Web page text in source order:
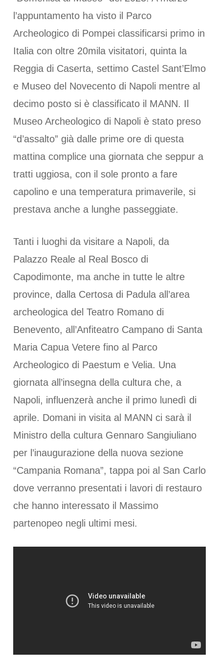
l’appuntamento ha visto il Parco
Archeologico di Pompei classificarsi primo in
Italia con oltre 20mila visitatori, quinta la
Reggia di Caserta, settimo Castel Sant’Elmo
e Museo del Novecento di Napoli mentre al
decimo posto si è classificato il MANN. Il
Museo Archeologico di Napoli è stato preso
“d’assalto” già dalle prime ore di questa
mattina complice una giornata che seppur a
tratti uggiosa, con il sole pronto a fare
capolino e una temperatura primaverile, si
prestava anche a lunghe passeggiate.
Tanti i luoghi da visitare a Napoli, da
Palazzo Reale al Real Bosco di
Capodimonte, ma anche in tutte le altre
province, dalla Certosa di Padula all’area
archeologica del Teatro Romano di
Benevento, all’Anfiteatro Campano di Santa
Maria Capua Vetere fino al Parco
Archeologico di Paestum e Velia. Una
giornata all’insegna della cultura che, a
Napoli, influenzerà anche il primo lunedì di
aprile. Domani in visita al MANN ci sarà il
Ministro della cultura Gennaro Sangiuliano
per l’inaugurazione della nuova sezione
“Campania Romana”, tappa poi al San Carlo
dove verranno presentati i lavori di restauro
che hanno interessato il Massimo
partenopeo negli ultimi mesi.